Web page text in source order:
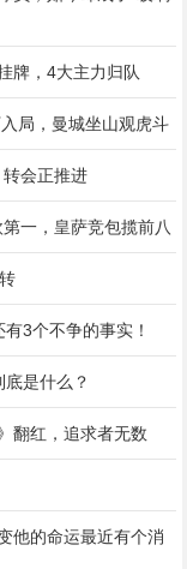
牌，4大主力归队
局，曼城坐山观虎斗
会正推进
一，皇萨竞包揽前八
3个不争的事实！
底是什么？
翻红，追求者无数
他的命运最近有个消